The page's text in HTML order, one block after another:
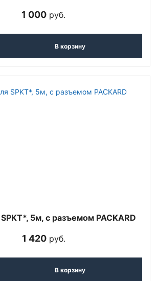
1 000 руб.
В корзину
5м, с разъемом PACKARD
1 420руб.
В корзину